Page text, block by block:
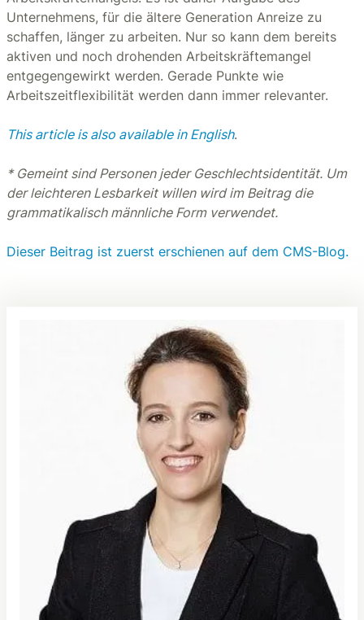
Unternehmens, für die ältere Generation Anreize zu
schaffen, länger zu arbeiten. Nur so kann dem bereits
aktiven und noch drohenden Arbeitskräftemangel
entgegengewirkt werden. Gerade Punkte wie
Arbeitszeitflexibilität werden dann immer relevanter.
This article is also available in English.
* Gemeint sind Personen jeder Geschlechtsidentität. Um
der leichteren Lesbarkeit willen wird im Beitrag die
grammatikalisch männliche Form verwendet.
Dieser Beitrag ist zuerst erschienen auf dem CMS-Blog.